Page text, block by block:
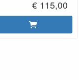
€ 115,00